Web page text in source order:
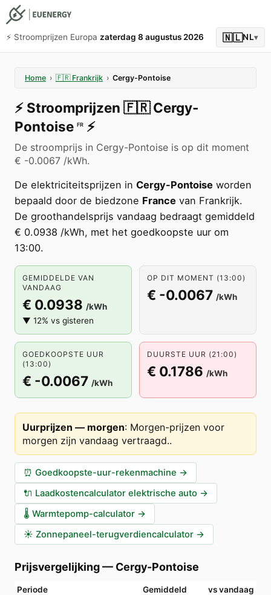
⚡️ Stroomprijzen Europa zaterdag 8 augustus 2026 🇳🇱NL▾
Home › 🇫🇷 Frankrijk › Cergy-Pontoise
⚡️ Stroomprijzen 🇫🇷 Cergy-
Pontoise FR ⚡️
De stroomprijs in Cergy-Pontoise is op dit moment
€ -0.0067 /kWh.
De elektriciteitsprijzen in Cergy-Pontoise worden
bepaald door de biedzone France van Frankrijk.
De groothandelsprijs vandaag bedraagt gemiddeld
€ 0.0938 /kWh, met het goedkoopste uur om
13:00.
GEMIDDELDE VAN
VANDAAG
€ 0.0938 /kWh
▼ 12% vs gisteren
OP DIT MOMENT (13:00)
€ -0.0067 /kWh
GOEDKOOPSTE UUR
(13:00)
€ -0.0067 /kWh
DUURSTE UUR (21:00)
€ 0.1786 /kWh
Uurprijzen — morgen: Morgen-prijzen voor
morgen zijn vandaag vertraagd..
⏰ Goedkoopste-uur-rekenmachine →
🔌 Laadkostencalculator elektrische auto →
🌡️ Warmtepomp-calculator →
☀️ Zonnepaneel-terugverdiencalculator →
Prijsvergelijking— Cergy-Pontoise
Periode Gemiddeld vs vandaag